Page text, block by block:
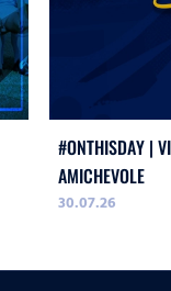
#ONTHISDAY |
AMICHEVOLE
30.07.26